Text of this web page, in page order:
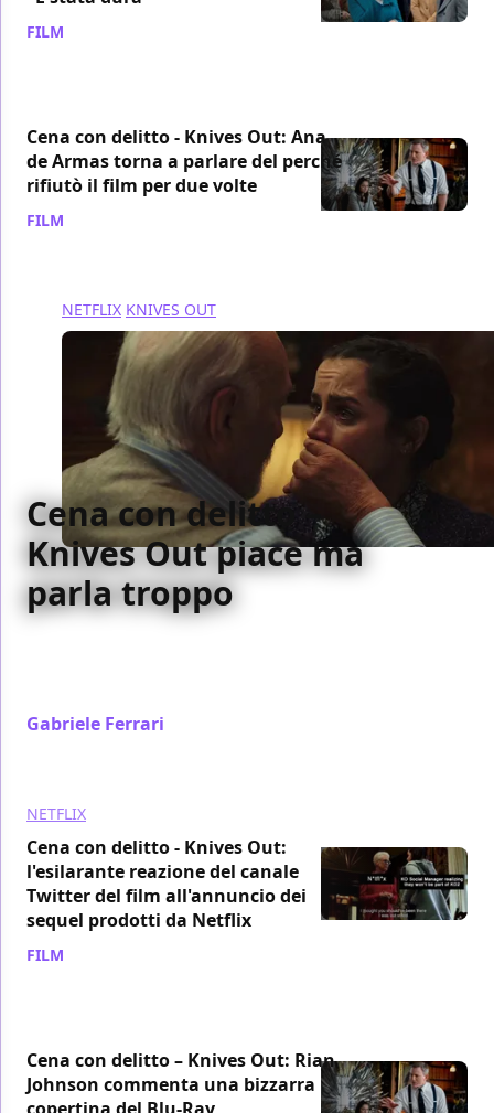
FILM
Cena con delitto - Knives Out: Ana
de Armas torna a parlare del perché
rifiutò il film per due volte
FILM
NETFLIX KNIVES OUT
Cena con delitto –
Knives Out piace ma
parla troppo
Gabriele Ferrari
NETFLIX
Cena con delitto - Knives Out:
l'esilarante reazione del canale
Twitter del film all'annuncio dei
sequel prodotti da Netflix
FILM
Cena con delitto – Knives Out: Rian
Johnson commenta una bizzarra